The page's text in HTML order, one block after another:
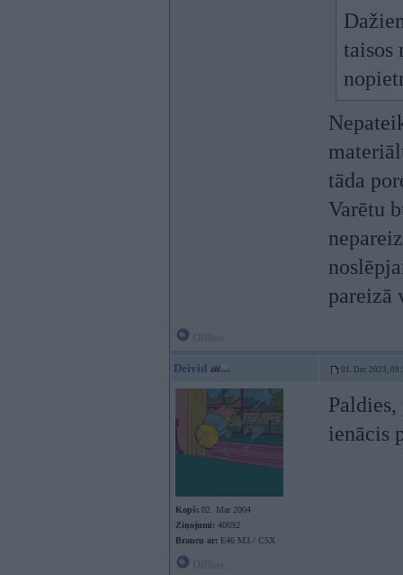
taisos
tāda
Varētu
pareizā
Deivid 01. Dec 2023,
Kopš: 02. Mar 2004
Ziņojumi: 40692
Braucu ar: E46 M3 / C5X
ienācis